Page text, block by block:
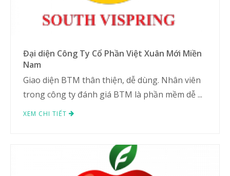
Đại diện Công Ty Cổ Phần Việt Xuân Mới Miền
Nam
Giao diện BTM thân thiện, dễ dùng. Nhân viên
trong công ty đánh giá BTM là phần mềm dễ ...
XEM CHI TIẾT